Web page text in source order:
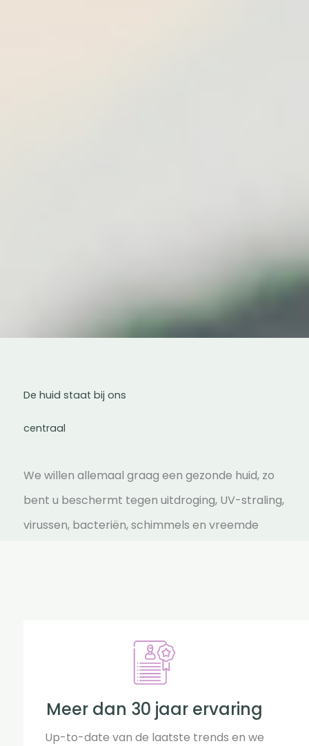
De huid staat bij ons
centraal
We willen allemaal graag een gezonde huid, zo
bent u beschermt tegen uitdroging, UV-straling,
virussen, bacteriën, schimmels en vreemde
Meer dan 30 jaar ervaring
Up-to-date van de laatste trends en we